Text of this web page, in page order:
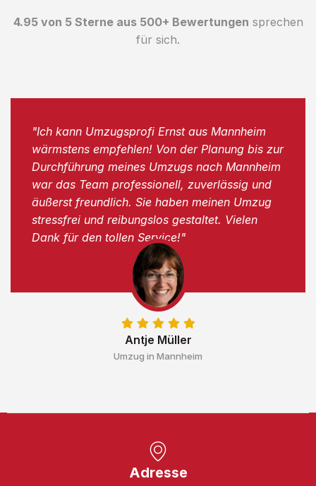
4.95 von 5 Sterne aus 500+ Bewertungen sprechen
für sich.
Antje Müller
Umzug in Mannheim
"Ich kann Umzugsprofi Ernst aus Mannheim
wärmstens empfehlen! Von der Planung bis zur
Durchführung meines Umzugs nach Mannheim
war das Team professionell, zuverlässig und
äußerst freundlich. Sie haben meinen Umzug
stressfrei und reibungslos gestaltet. Vielen
Dank für den tollen Service!"
Adresse